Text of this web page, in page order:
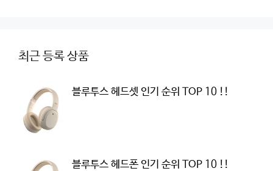
최근 등록 상품
블루투스 헤드셋 인기 순위 TOP 10 !!
블루투스 헤드폰 인기 순위 TOP 10 !!